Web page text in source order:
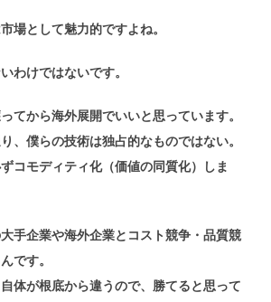
場として魅力的ですよね。
わけではないです。
てから海外展開でいいと思っています。
、僕らの技術は独占的なものではない。
コモディティ化（価値の同質化）しま
手企業や海外企業とコスト競争・品質競
です。
体が根底から違うので、勝てると思って